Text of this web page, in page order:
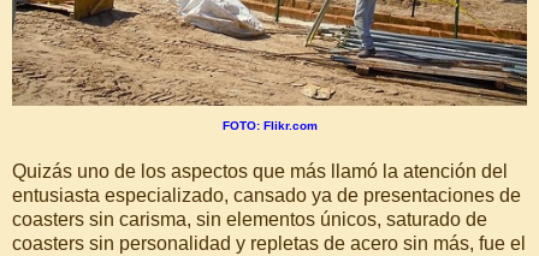
FOTO: Flikr.com
Quizás uno de los aspectos que más llamó la atención del
entusiasta especializado, cansado ya de presentaciones de
coasters sin carisma, sin elementos únicos, saturado de
coasters sin personalidad y repletas de acero sin más, fue el